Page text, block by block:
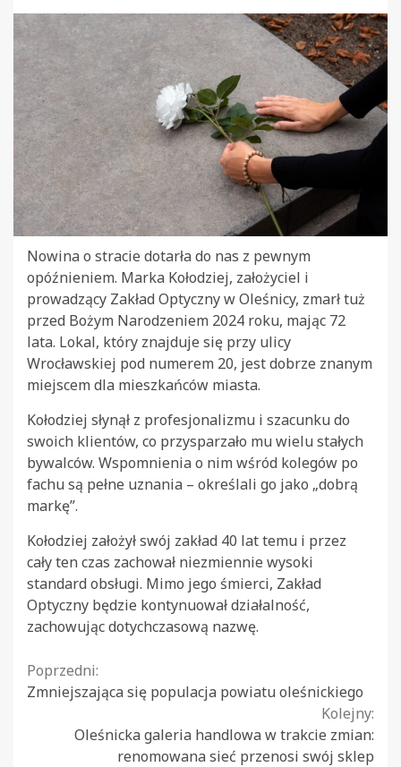
Nowina o stracie dotarła do nas z pewnym
opóźnieniem. Marka Kołodziej, założyciel i
prowadzący Zakład Optyczny w Oleśnicy, zmarł tuż
przed Bożym Narodzeniem 2024 roku, mając 72
lata. Lokal, który znajduje się przy ulicy
Wrocławskiej pod numerem 20, jest dobrze znanym
miejscem dla mieszkańców miasta.
Kołodziej słynął z profesjonalizmu i szacunku do
swoich klientów, co przysparzało mu wielu stałych
bywalców. Wspomnienia o nim wśród kolegów po
fachu są pełne uznania – określali go jako „dobrą
markę”.
Kołodziej założył swój zakład 40 lat temu i przez
cały ten czas zachował niezmiennie wysoki
standard obsługi. Mimo jego śmierci, Zakład
Optyczny będzie kontynuował działalność,
zachowując dotychczasową nazwę.
Continue
Reading
Poprzedni:
Zmniejszająca się populacja powiatu oleśnickiego
Kolejny:
Oleśnicka galeria handlowa w trakcie zmian:
renomowana sieć przenosi swój sklep